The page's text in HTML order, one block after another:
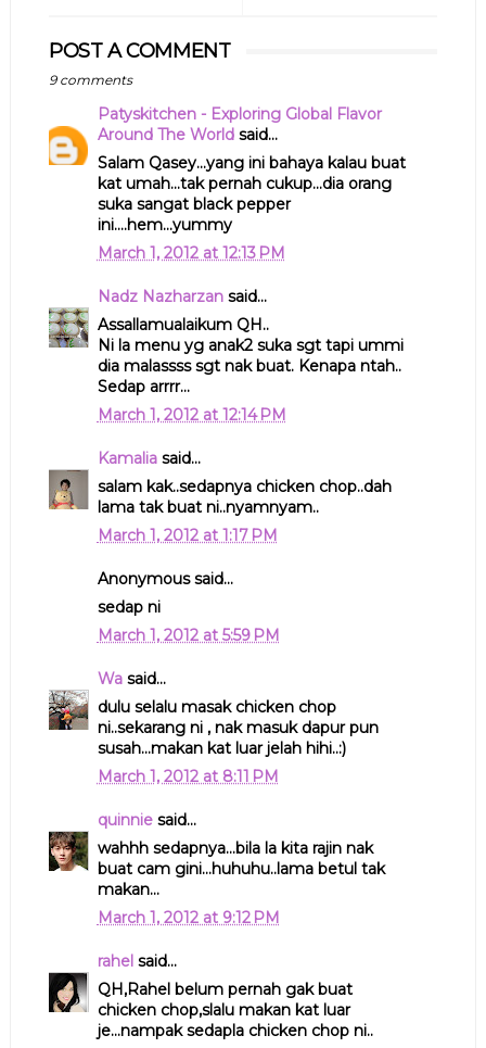
POST A COMMENT
9 comments
Patyskitchen - Exploring Global Flavor
Around The Worldsaid...
Salam Qasey...yang ini bahaya kalau buat
kat umah...tak pernah cukup...dia orang
suka sangat black pepper
ini....hem...yummy
March 1, 2012 at 12:13 PM
Nadz Nazharzansaid...
Assallamualaikum QH..
Ni la menu yg anak2 suka sgt tapi ummi
dia malassss sgt nak buat. Kenapa ntah..
Sedap arrrr...
March 1, 2012 at 12:14 PM
Kamaliasaid...
salam kak..sedapnya chicken chop..dah
lama tak buat ni..nyamnyam..
March 1, 2012 at 1:17 PM
Anonymous said...
sedap ni
March 1, 2012 at 5:59 PM
Wasaid...
dulu selalu masak chicken chop
ni..sekarang ni , nak masuk dapur pun
susah...makan kat luar jelah hihi..:)
March 1, 2012 at 8:11 PM
quinniesaid...
wahhh sedapnya...bila la kita rajin nak
buat cam gini...huhuhu..lama betul tak
makan...
March 1, 2012 at 9:12 PM
rahelsaid...
QH,Rahel belum pernah gak buat
chicken chop,slalu makan kat luar
je...nampak sedapla chicken chop ni..